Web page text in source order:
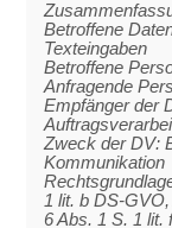
Betroffene
Texteingaben
Betroffene
Anfragende
Empfänger der
Zweck der DV:
Kommunikation
1 lit. b DS-
6 Abs. 1 S. 1 lit.